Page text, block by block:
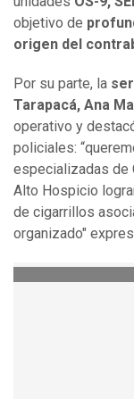
objetivo de
origen del
Por su parte, la
Tarapacá, Ana
operativo y
policiales:
especializadas de
Alto Hospicio
de cigarrillos
organizado"